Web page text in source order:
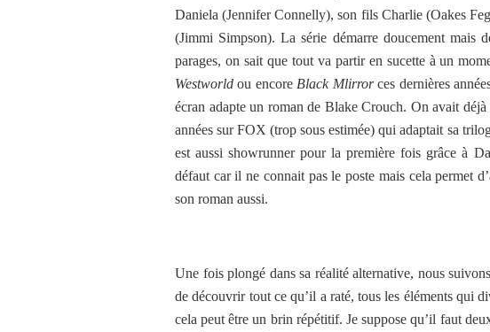
Daniela (Jennifer Connelly), son fils Charlie (Oakes
(Jimmi Simpson). La série démarre doucement mais
parages, on sait que tout va partir en sucette à un
Westworld ou encore Black Mlirrorces dernières
écran adapte un roman de Blake Crouch. On avait déjà
années sur FOX (trop sous estimée) qui adaptait sa
est aussi showrunner pour la première fois grâce à
défaut car il ne connait pas le poste mais cela permet
son roman aussi.
Une fois plongé dans sa réalité alternative, nous
de découvrir tout ce qu’il a raté, tous les éléments qui
cela peut être un brin répétitif. Je suppose qu’il faut